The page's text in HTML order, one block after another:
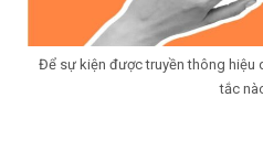
Để sự kiện được truyền thông hiệu
tắc